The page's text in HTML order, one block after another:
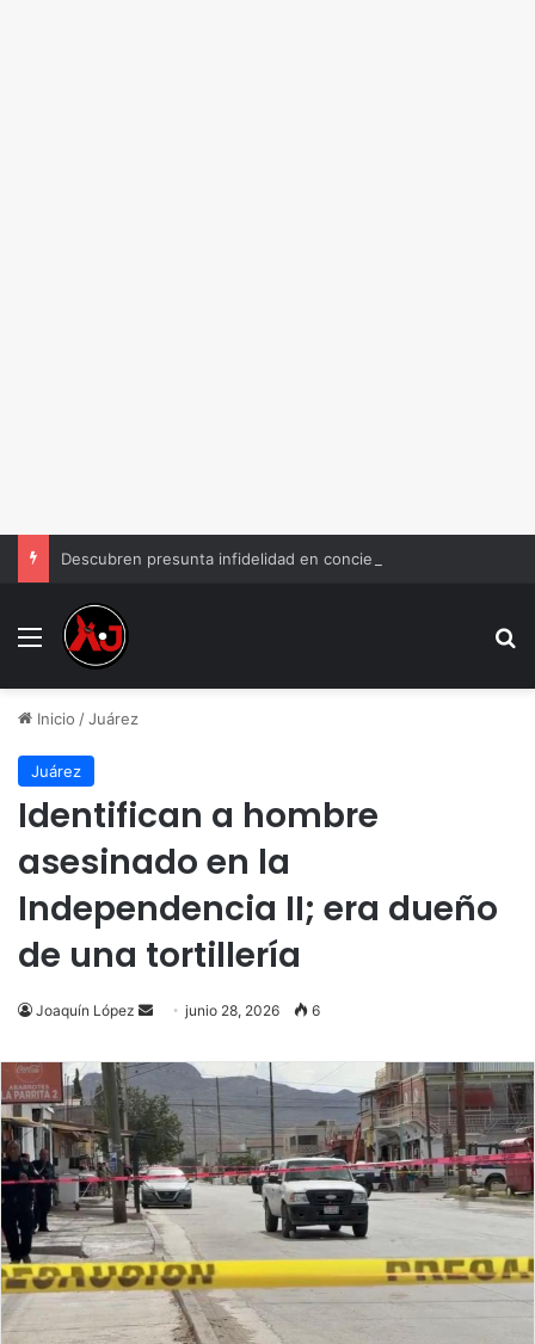
Menu
Inicio /Juárez
Juárez
Identifican a hombre
asesinado en la
Independencia II; era dueño
de una tortillería
Joaquín López
Send
email
junio 28, 2026 6